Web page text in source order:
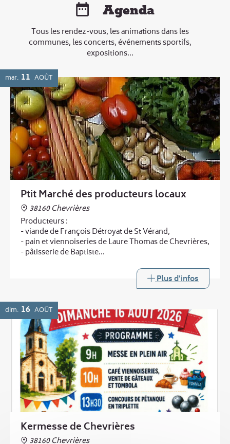
Agenda
Tous les rendez-vous, les animations dans les
communes, les concerts, événements sportifs,
expositions...
mar. 11 AOÛT
Ptit Marché des producteurs locaux
38160 Chevrières
Producteurs :
- viande de François Détroyat de St Vérand,
- pain et viennoiseries de Laure Thomas de Chevrières,
- pâtisserie de Baptiste
- légumes de Laurent Boucheny de Murinais
Buvette
Plus d'infos
dim. 16 AOÛT
Kermesse de Chevrières
38160 Chevrières